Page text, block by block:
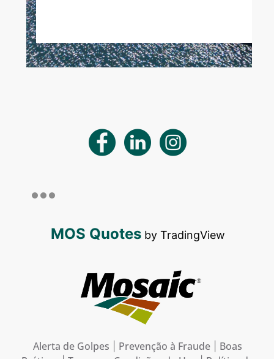
MOS Quotesby TradingView
Alerta de Golpes Prevenção à Fraude
Boas